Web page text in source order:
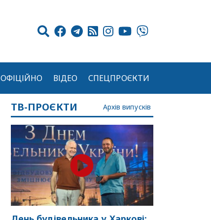
ОФІЦІЙНО ВІДЕО СПЕЦПРОЄКТИ
ТВ-ПРОЄКТИ Архів випусків